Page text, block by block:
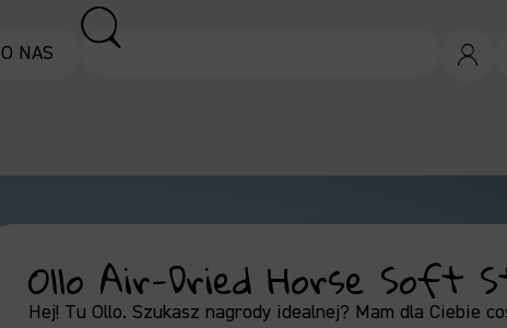
O NAS
Ollo Air-Dried Horse Soft
Hej! Tu Ollo. Szukasz nagrody idealnej? Mam dla Ciebie